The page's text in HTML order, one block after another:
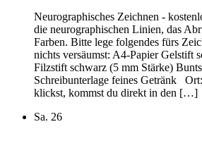
Neurographisches Zeichnen -
die neurographischen Linien, das
Farben. Bitte lege folgendes fürs
nichts versäumst: A4-Papier Gelstift
Filzstift schwarz (5 mm Stärke)
Schreibunterlage feines Getränk
klickst, kommst du direkt in den […]
Sa. 26